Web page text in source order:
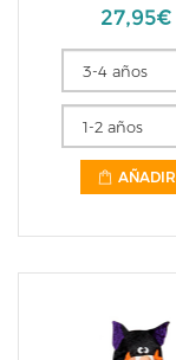
27,95€
AÑADIR